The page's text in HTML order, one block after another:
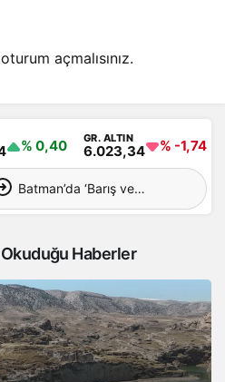
oturum açmalısınız.
% 0,40 GR. ALTIN
6.023,34 % -1,74
Batman’da ‘Barış ve
İçin Ortak Açıklama
Okuduğu Haberler